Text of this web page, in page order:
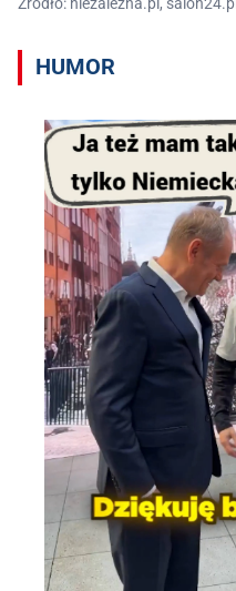
Źródło: niezalezna.pl, salon24.pl
HUMOR